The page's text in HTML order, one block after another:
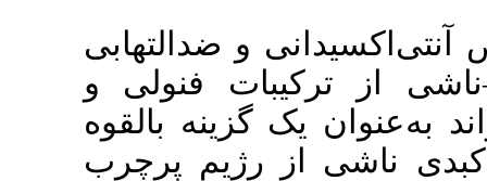
و ضدالتهابی
فنولی و
گزینه بالقوه
رژیم پرچرب